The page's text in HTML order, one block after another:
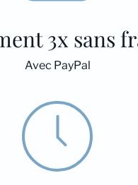
3x sans
Avec PayPal